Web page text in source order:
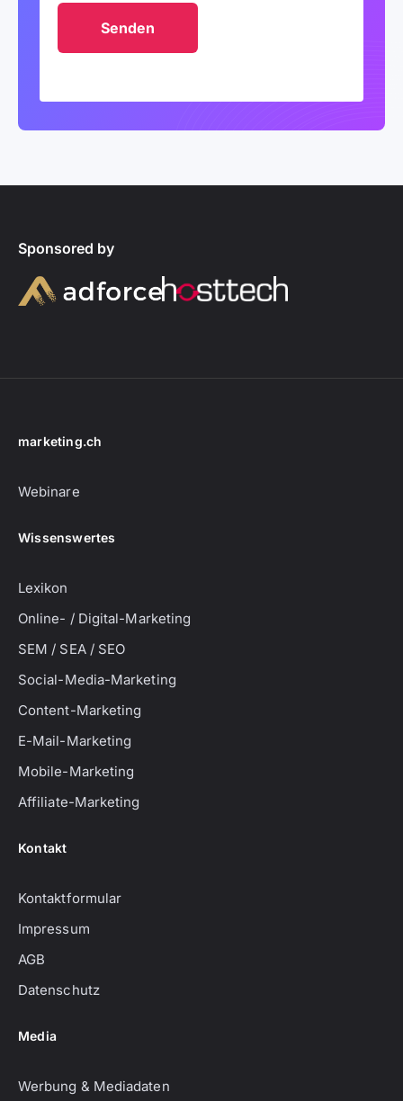
Sponsored by
marketing.ch
Webinare
Wissenswertes
Lexikon
Online- / Digital-Marketing
SEM / SEA / SEO
Social-Media-Marketing
Content-Marketing
E-Mail-Marketing
Mobile-Marketing
Affiliate-Marketing
Kontakt
Kontaktformular
Impressum
AGB
Datenschutz
Media
Werbung & Mediadaten